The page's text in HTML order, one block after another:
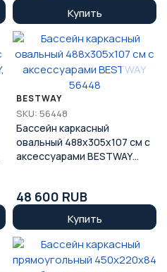
Купить
BESTWAY
SKU: 56448
Бассейн каркасный
овальный 488x305x107 см с
аксессуарами BESTWAY
48 600 RUB
Купить